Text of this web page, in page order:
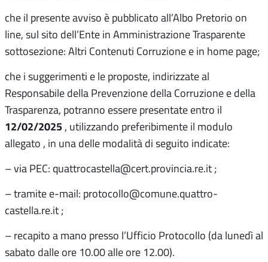
che il presente avviso è pubblicato all’Albo Pretorio on
line, sul sito dell’Ente in Amministrazione Trasparente
sottosezione: Altri Contenuti Corruzione e in home page;
che i suggerimenti e le proposte, indirizzate al
Responsabile della Prevenzione della Corruzione e della
Trasparenza, potranno essere presentate entro il
12/02/2025 , utilizzando preferibimente il modulo
allegato , in una delle modalità di seguito indicate:
– via PEC: quattrocastella@cert.provincia.re.it ;
– tramite e-mail: protocollo@comune.quattro-
castella.re.it ;
– recapito a mano presso l’Ufficio Protocollo (da lunedì al
sabato dalle ore 10.00 alle ore 12.00).